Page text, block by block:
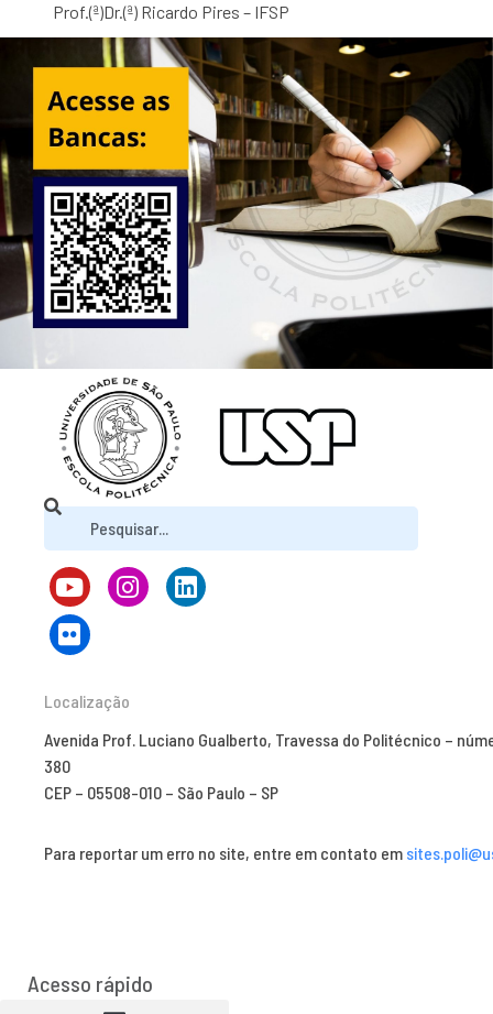
Prof.(ª)Dr.(ª) Ricardo Pires – IFSP
Localização
Avenida Prof. Luciano Gualberto, Travessa do Politécnico –
380
CEP – 05508-010 – São Paulo – SP
Para reportar um erro no site, entre em contato em
Acesso rápido